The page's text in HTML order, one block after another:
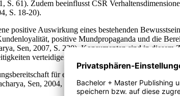
S. 61). Zudem beeinflusst CSR
S. 18-20).
positive Auswirkung eines bestehenden
positive Mundpropaganda und die
Sen, 2007, S. 230). Konsumenten sind in diesem
verteidigen und negativen Informationen
für ein ethisches Produkt und eine
Sen, 2004, S. 20).